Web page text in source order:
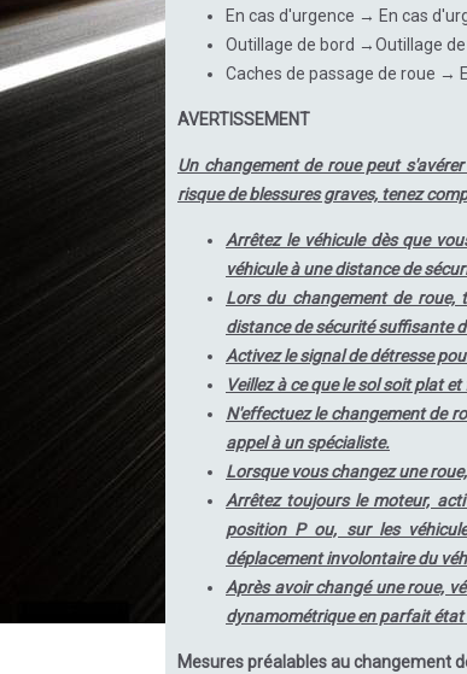
En cas d'urgence → En cas
Outillage de bord →Outillage de
Caches de passage de roue →
AVERTISSEMENT
Un changement de roue peut
risque de blessures graves, tenez
Arrêtez le véhicule dès que
véhicule à une distance de
Lors du changement de roue,
distance de sécurité suffisante
Activez le signal de détresse
Veillez à ce que le sol soit plat
N'effectuez le changement de
appel à un spécialiste.
Lorsque vous changez une
Arrêtez toujours le moteur,
position P ou, sur les
déplacement involontaire du
Après avoir changé une roue,
dynamométrique en parfait
Mesures préalables au changement